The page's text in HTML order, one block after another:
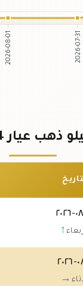
2026-08-01 2026-07-31
24 في البحرين
↑
→